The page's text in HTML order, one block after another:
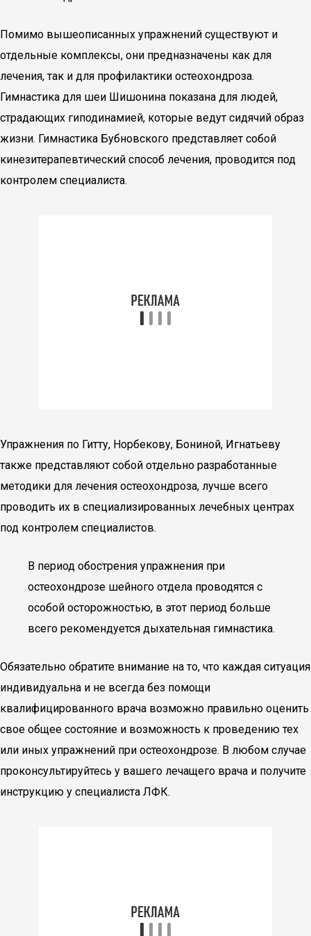
Помимо вышеописанных упражнений существуют и
отдельные комплексы, они предназначены как для
лечения, так и для профилактики остеохондроза.
Гимнастика для шеи Шишонина показана для людей,
страдающих гиподинамией, которые ведут сидячий образ
жизни. Гимнастика Бубновского представляет собой
кинезитерапевтический способ лечения, проводится под
контролем специалиста.
Упражнения по Гитту, Норбекову, Бониной, Игнатьеву
также представляют собой отдельно разработанные
методики для лечения остеохондроза, лучше всего
проводить их в специализированных лечебных центрах
под контролем специалистов.
В период обострения упражнения при
остеохондрозе шейного отдела проводятся с
особой осторожностью, в этот период больше
всего рекомендуется дыхательная гимнастика.
Обязательно обратите внимание на то, что каждая ситуация
индивидуальна и не всегда без помощи
квалифицированного врача возможно правильно оценить
свое общее состояние и возможность к проведению тех
или иных упражнений при остеохондрозе. В любом случае
проконсультируйтесь у вашего лечащего врача и получите
инструкцию у специалиста ЛФК.